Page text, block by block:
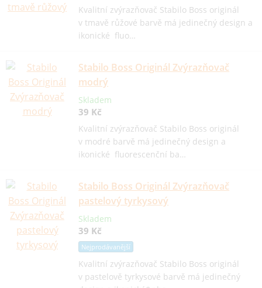
Kvalitní zvýrazňovač Stabilo Boss originál
v tmavě růžové barvě má jedinečný design a
ikonické fluo…
Stabilo Boss Originál Zvýrazňovač
modrý
Skladem
39 Kč
Kvalitní zvýrazňovač Stabilo Boss originál
v modré barvě má jedinečný design a
ikonické fluorescenční ba…
Stabilo Boss Originál Zvýrazňovač
pastelový tyrkysový
Skladem
39 Kč
Nejprodávanější
Kvalitní zvýrazňovač Stabilo Boss originál
v pastelově tyrkysové barvě má jedinečný